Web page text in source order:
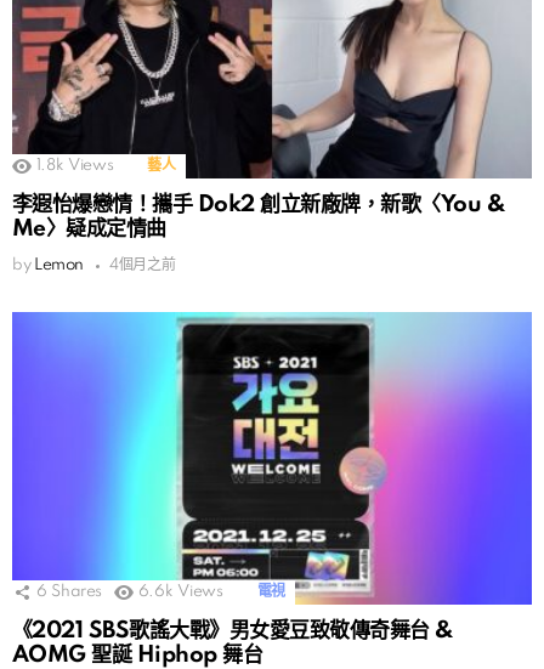
1.8k Views 藝人
李遐怡爆戀情！攜手 Dok2 創立新廠牌，新歌〈You &
Me〉疑成定情曲
by Lemon 4個月之前
6 Shares 6.6k Views 電視
《2021 SBS歌謠大戰》男女愛豆致敬傳奇舞台 &
AOMG 聖誕 Hiphop 舞台